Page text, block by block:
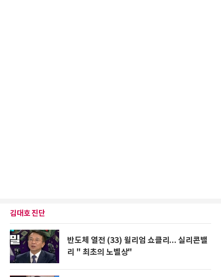
김대호 진단
반도체 열전 (33) 윌리엄 쇼클리... 실리콘밸
리 " 최초의 노벨상"